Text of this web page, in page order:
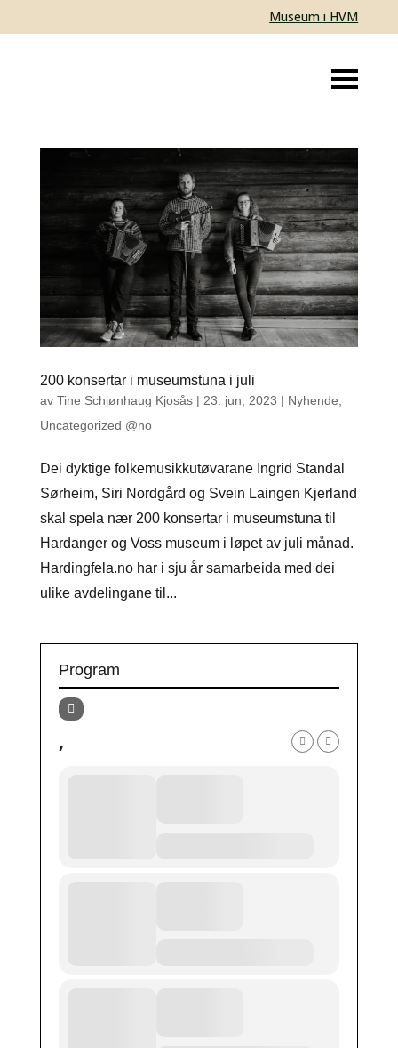
Museum i HVM
200 konsertar i museumstuna i juli
av Tine Schjønhaug Kjosås| 23. jun, 2023 | Nyhende
Uncategorized @no
Dei dyktige folkemusikkutøvarane Ingrid Standal
Sørheim, Siri Nordgård og Svein Laingen Kjerland
skal spela nær 200 konsertar i museumstuna til
Hardanger og Voss museum i løpet av juli månad.
Hardingfela.no har i sju år samarbeida med dei
ulike avdelingane til...
Program
,